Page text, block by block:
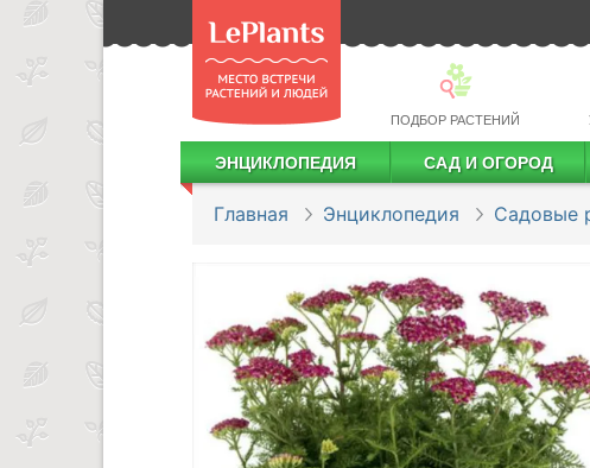
ПОДБОР РАСТЕНИЙ
ЭНЦИКЛОПЕДИЯ САД И ОГОРОД
Главная Энциклопедия Садовые